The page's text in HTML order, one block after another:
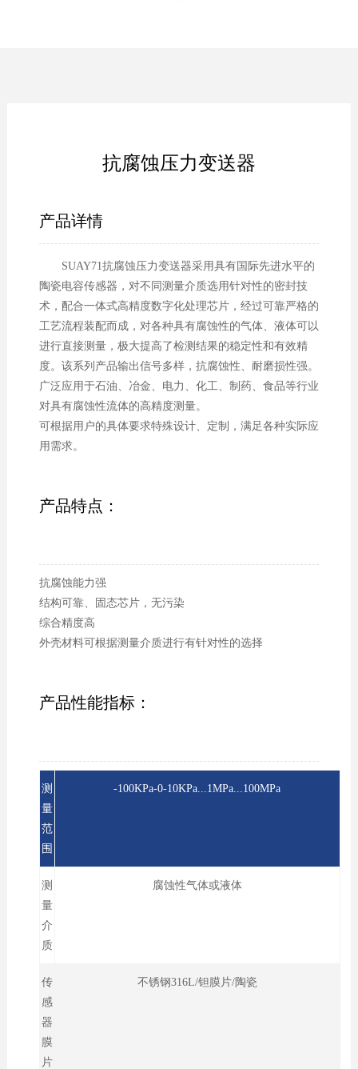
抗腐蚀压力变送器
产品详情
SUAY71抗腐蚀压力变送器采用具有国际先进水平的
陶瓷电容传感器，对不同测量介质选用针对性的密封技
术，配合一体式高精度数字化处理芯片，经过可靠严格的
工艺流程装配而成，对各种具有腐蚀性的气体、液体可以
进行直接测量，极大提高了检测结果的稳定性和有效精
度。该系列产品输出信号多样，抗腐蚀性、耐磨损性强。
广泛应用于石油、冶金、电力、化工、制药、食品等行业
对具有腐蚀性流体的高精度测量。
可根据用户的具体要求特殊设计、定制，满足各种实际应
用需求。
产品特点：
抗腐蚀能力强
结构可靠、固态芯片，无污染
综合精度高
外壳材料可根据测量介质进行有针对性的选择
产品性能指标：
测
量
范
围
-100KPa-0-10KPa...1MPa...100MPa
测
量
介
质
腐蚀性气体或液体
传
感
器
膜
片
不锈钢316L/钽膜片/陶瓷